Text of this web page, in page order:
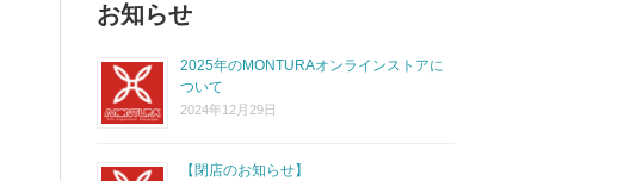
お知らせ
2025年のMONTURAオンラインストアに
ついて
2024年12月29日
【閉店のお知らせ】